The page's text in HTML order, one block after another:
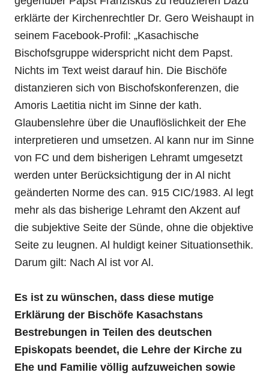
erklärte der Kirchenrechtler Dr. Gero Weishaupt in
seinem Facebook-Profil: „Kasachische
Bischofsgruppe widerspricht nicht dem Papst.
Nichts im Text weist darauf hin. Die Bischöfe
distanzieren sich von Bischofskonferenzen, die
Amoris Laetitia nicht im Sinne der kath.
Glaubenslehre über die Unauflöslichkeit der Ehe
interpretieren und umsetzen. Al kann nur im Sinne
von FC und dem bisherigen Lehramt umgesetzt
werden unter Berücksichtigung der in Al nicht
geänderten Norme des can. 915 CIC/1983. Al legt
mehr als das bisherige Lehramt den Akzent auf
die subjektive Seite der Sünde, ohne die objektive
Seite zu leugnen. Al huldigt keiner Situationsethik.
Darum gilt: Nach Al ist vor Al.
Es ist zu wünschen, dass diese mutige
Erklärung der Bischöfe Kasachstans
Bestrebungen in Teilen des deutschen
Episkopats beendet, die Lehre der Kirche zu
Ehe und Familie völlig aufzuweichen sowie